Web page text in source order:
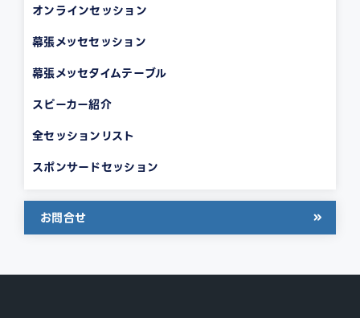
オンラインセッション
幕張メッセセッション
幕張メッセタイムテーブル
スピーカー紹介
全セッションリスト
スポンサードセッション
お問合せ